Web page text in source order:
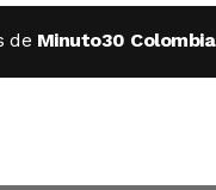
de Minuto30 Colombia